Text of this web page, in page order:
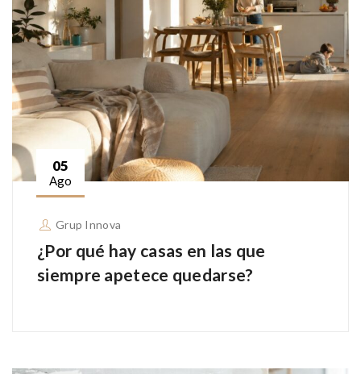
05
Ago
Grup Innova
¿Por qué hay casas en las que
siempre apetece quedarse?